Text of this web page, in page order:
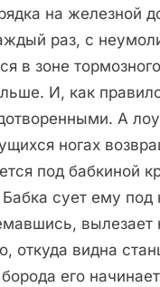
на железной
раз, с
в зоне
И, как
А
ногах
под бабкиной
сует ему
откуда видна
его